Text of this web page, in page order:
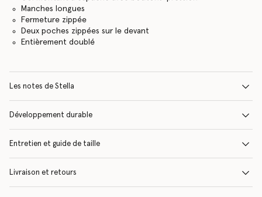
Manches longues
Fermeture zippée
Deux poches zippées sur le devant
Entièrement doublé
Les notes de Stella
Développement durable
Entretien et guide de taille
Livraison et retours